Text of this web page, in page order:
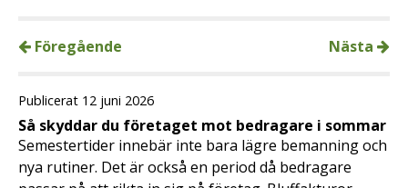
Föregående Nästa
Publicerat 12 juni 2026
Så skyddar du företaget mot bedragare i sommar
Semestertider innebär inte bara lägre bemanning och
nya rutiner. Det är också en period då bedragare